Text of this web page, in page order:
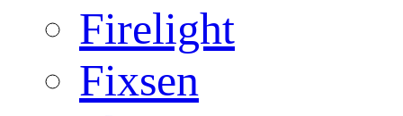
Firelight
Fixsen